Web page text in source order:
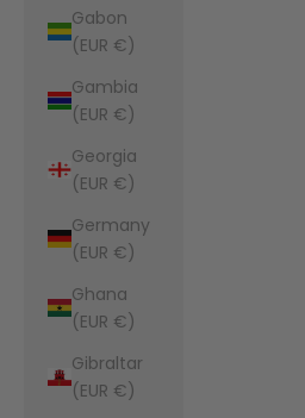
Gabon
(EUR €)
Gambia
(EUR €)
Georgia
(EUR €)
Germany
(EUR €)
Ghana
(EUR €)
Gibraltar
(EUR €)